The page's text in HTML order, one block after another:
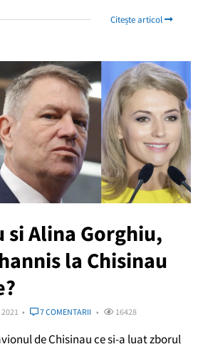
Citește articol
si Alina Gorghiu,
la Chisinau
2021 7 COMENTARII 16428
de Chisinau ce si-a luat zborul